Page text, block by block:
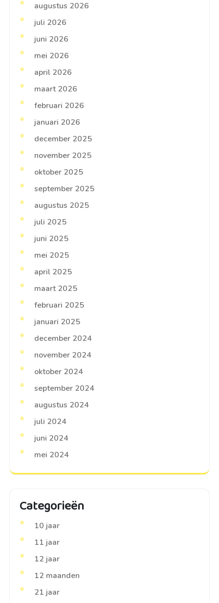
augustus 2026
juli 2026
juni 2026
mei 2026
april 2026
maart 2026
februari 2026
januari 2026
december 2025
november 2025
oktober 2025
september 2025
augustus 2025
juli 2025
juni 2025
mei 2025
april 2025
maart 2025
februari 2025
januari 2025
december 2024
november 2024
oktober 2024
september 2024
augustus 2024
juli 2024
juni 2024
mei 2024
Categorieën
10 jaar
11 jaar
12 jaar
12 maanden
21 jaar